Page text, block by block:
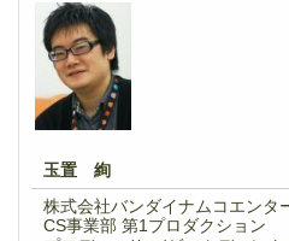
玉置 絢
株式会社バンダイナムコエンタ
CS事業部 第1プロダクション